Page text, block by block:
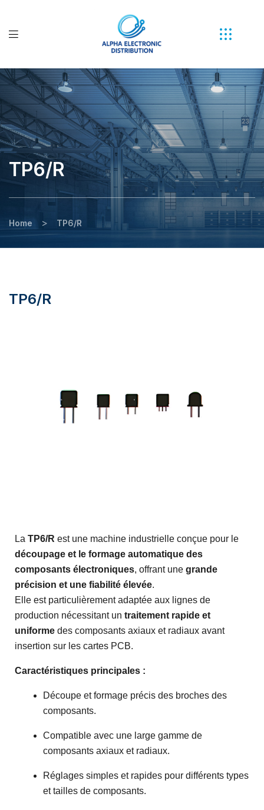
TP6/R
Home > TP6/R
TP6/R
La TP6/R est une machine industrielle conçue pour le
découpage et le formage automatique des
composants électroniques, offrant une grande
précision et une fiabilité élevée.
Elle est particulièrement adaptée aux lignes de
production nécessitant un traitement rapide et
uniforme des composants axiaux et radiaux avant
insertion sur les cartes PCB.
Caractéristiques principales :
Découpe et formage précis des broches des
composants.
Compatible avec une large gamme de
composants axiaux et radiaux.
Réglages simples et rapides pour différents types
et tailles de composants.